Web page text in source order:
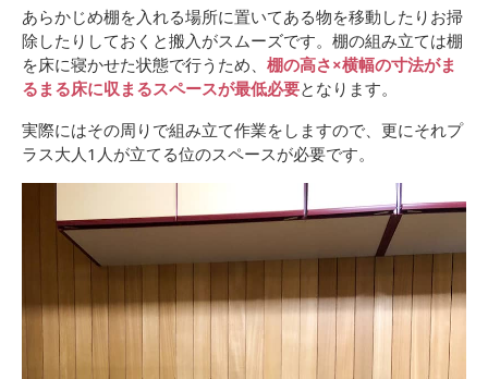
あらかじめ棚を入れる場所に置いてある物を移動したりお掃
除したりしておくと搬入がスムーズです。棚の組み立ては棚
を床に寝かせた状態で行うため、 棚の高さ×横幅の寸法がま
るまる床に収まるスペースが最低必要となります。
実際にはその周りで組み立て作業をしますので、更にそれプ
ラス大人1人が立てる位のスペースが必要です。